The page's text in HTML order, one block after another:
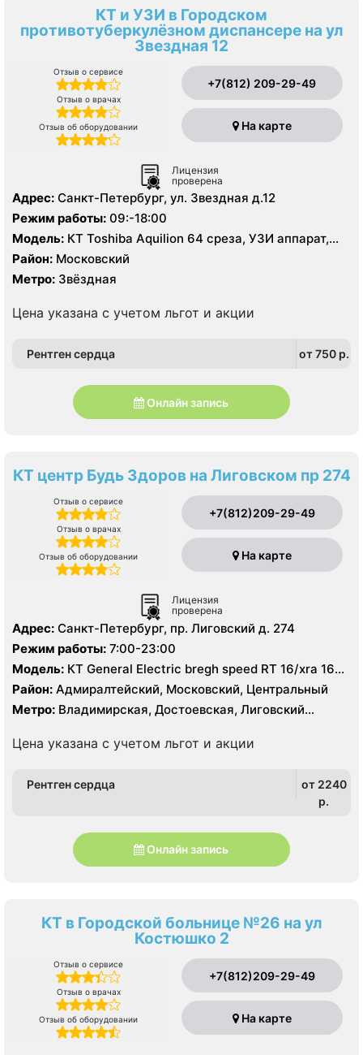
КТ и УЗИ в Городском
противотуберкулёзном диспансере на ул
Звездная 12
Отзыв о сервисе
Отзыв о врачах
Отзыв об оборудовании
+7(812) 209-29-49
На карте
Лицензия
проверена
Адрес: Санкт-Петербург, ул. Звездная д.12
Режим работы: 09:-18:00
Модель: КТ Toshiba Aquilion 64 среза, УЗИ аппарат,
рентген
Район: Московский
Метро: Звёздная
Цена указана с учетом льгот и акции
Рентген сердца от 750 p.
Онлайн запись
КТ центр Будь Здоров на Лиговском пр 274
Отзыв о сервисе
Отзыв о врачах
Отзыв об оборудовании
+7(812)209-29-49
На карте
Лицензия
проверена
Адрес: Санкт-Петербург, пр. Лиговский д. 274
Режим работы: 7:00-23:00
Модель: КТ General Electric bregh speed RT 16/xra 16
срезов, УЗИ
Район: Адмиралтейский, Московский, Центральный
Метро: Владимирская, Достоевская, Лиговский
Цена указана с учетом льгот и акции
Рентген сердца
от 2240
p.
Онлайн запись
КТ в Городской больнице №26 на ул
Костюшко 2
Отзыв о сервисе
Отзыв о врачах
Отзыв об оборудовании
+7(812)209-29-49
На карте